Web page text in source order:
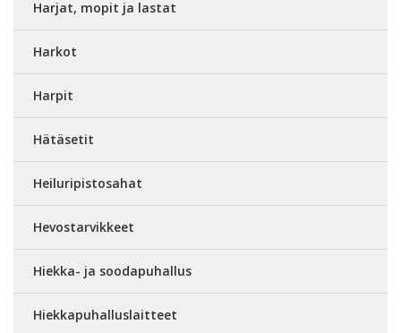
Harjat, mopit ja lastat
Harkot
Harpit
Hätäsetit
Heiluripistosahat
Hevostarvikkeet
Hiekka- ja soodapuhallus
Hiekkapuhalluslaitteet